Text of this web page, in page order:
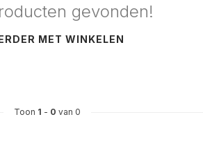
gevonden!
MET WINKELEN
Toon 1 - 0 van 0